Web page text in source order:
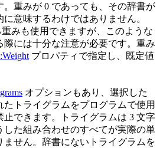
。重みが 0 であっても、その辞書が
意味するわけではありません。
みも使用できますが、このような
には十分な注意が必要です。重み
プロパティで指定し、既定値
オプションもあり、選択した
トライグラムをプログラムで使用
できます。トライグラムは 3 文字
した組み合わせのすべてが実際の単
せん。辞書にないトライグラムを